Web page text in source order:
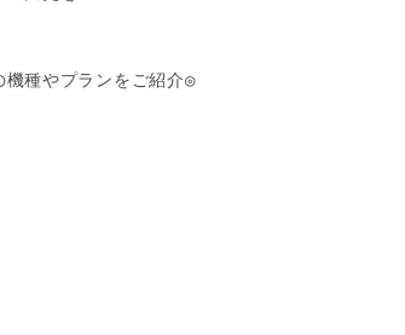
機種やプランをご紹介◎